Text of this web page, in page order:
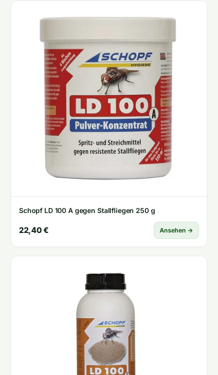
Schopf LD 100 A gegen Stallfliegen 250 g
22,40 € Ansehen →